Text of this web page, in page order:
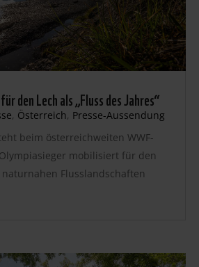
den Lech als „Fluss des Jahres“
, Österreich, Presse-Aussendung
beim österreichweiten WWF-
mobilisiert für den
Flusslandschaften